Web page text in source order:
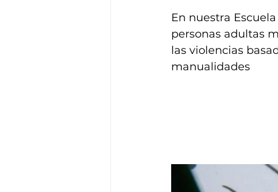
En nuestra
personas adultas
las violencias
manualidades